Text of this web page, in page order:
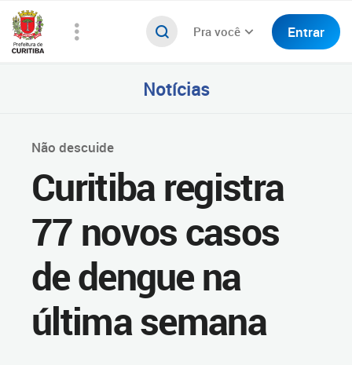
Pra você Entrar
Notícias
Não descuide
Curitiba registra
77 novos casos
de dengue na
última semana